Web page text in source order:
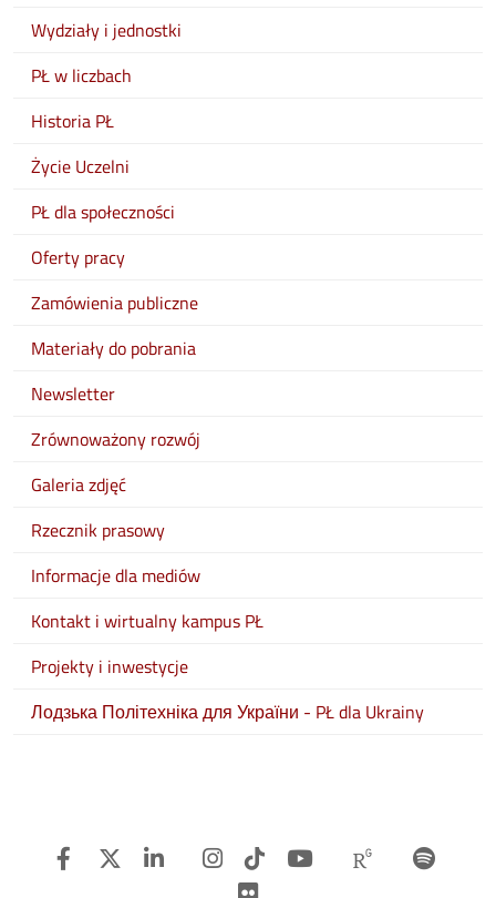
Wydziały i jednostki
PŁ w liczbach
Historia PŁ
Życie Uczelni
PŁ dla społeczności
Oferty pracy
Zamówienia publiczne
Materiały do pobrania
Newsletter
Zrównoważony rozwój
Galeria zdjęć
Rzecznik prasowy
Informacje dla mediów
Kontakt i wirtualny kampus PŁ
Projekty i inwestycje
Лодзька Політехніка для України - PŁ dla Ukrainy
Facebook
Twitter LinkedinInstagram
TiTok Youtube